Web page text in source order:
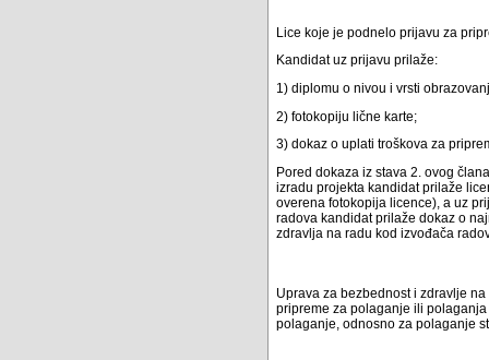
Lice koje je podnelo prijavu za
Kandidat uz prijavu prilaže:
1) diplomu o nivou i vrsti
2) fotokopiju lične karte;
3) dokaz o uplati troškova za
Pored dokaza iz stava 2. ovog
izradu projekta kandidat prilaže
overena fotokopija licence), a uz
radova kandidat prilaže dokaz o
zdravlja na radu kod izvođača
Uprava za bezbednost i zdravlje
pripreme za polaganje ili
polaganje, odnosno za polaganje